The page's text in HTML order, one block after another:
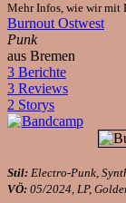
Mehr Infos, wie wir mit
Burnout Ostwest
Punk
aus Bremen
3 Berichte
3 Reviews
2 Storys
Stil: Electro-Punk,
VÖ: 05/2024, LP,